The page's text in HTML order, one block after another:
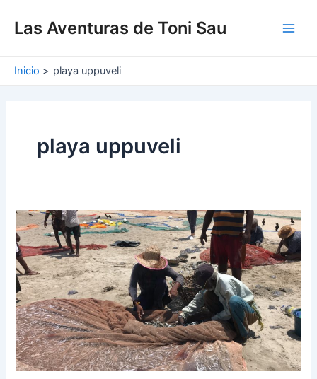
Las Aventuras de Toni Sau
Inicio playa uppuveli
playa uppuveli